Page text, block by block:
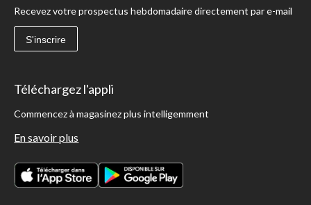
Recevez votre prospectus hebdomadaire directement par e-mail
S'inscrire
Téléchargez l'appli
Commencez à magasinez plus intelligemment
En savoir plus